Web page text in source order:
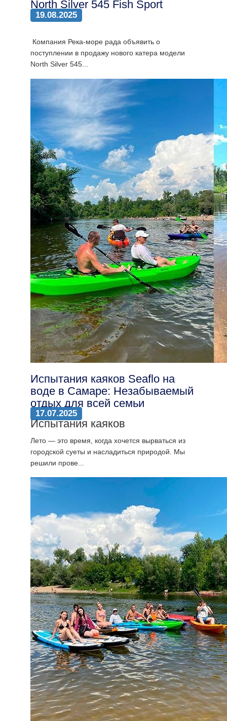
North Silver 545 Fish Sport
19.08.2025
Компания Река-море рада объявить о
поступлении в продажу нового катера модели
North Silver 545...
Испытания каяков Seaflo на
воде в Самаре: Незабываемый
отдых для всей семьи
17.07.2025
Испытания каяков
Лето — это время, когда хочется вырваться из
городской суеты и насладиться природой. Мы
решили прове...